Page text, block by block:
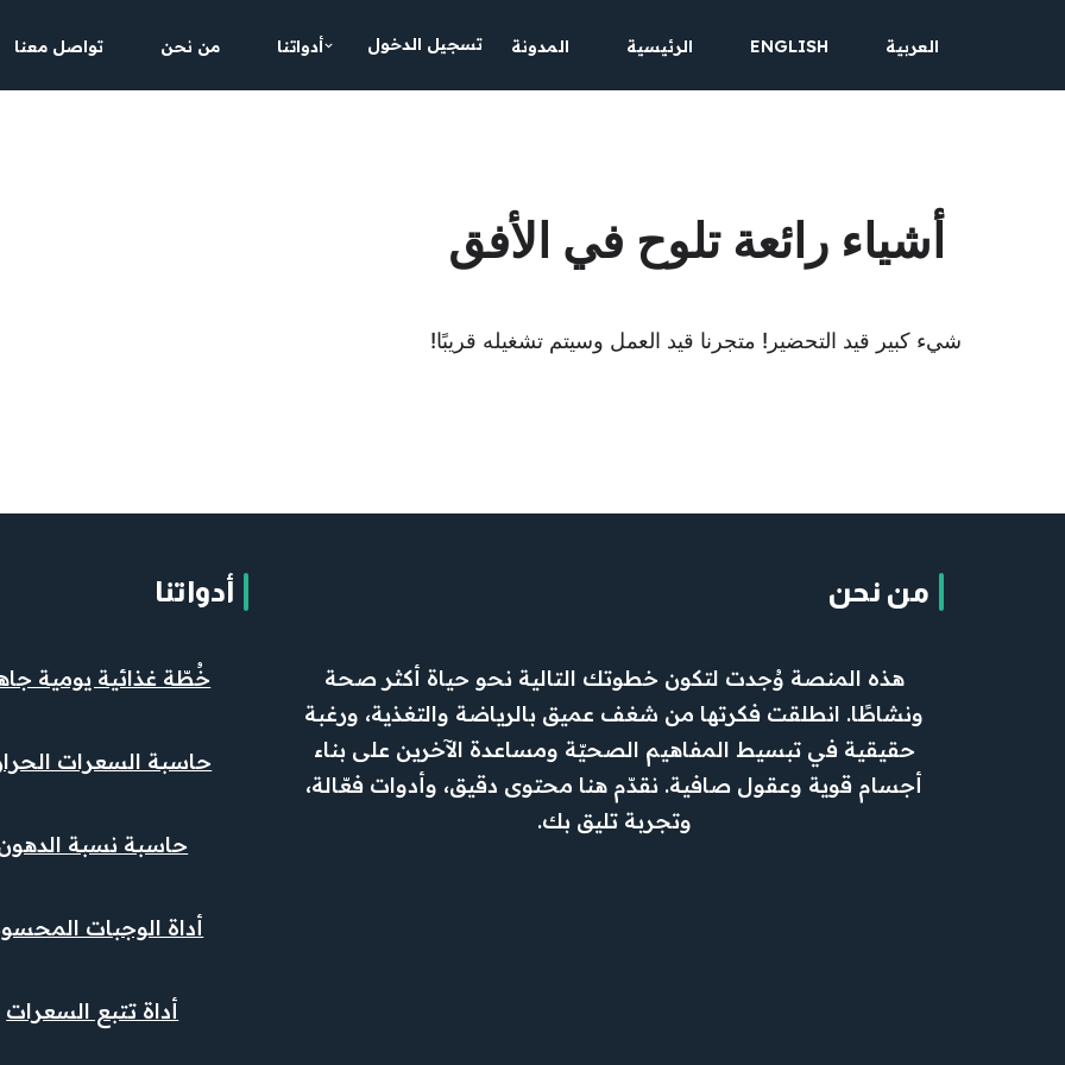
العربية ENGLISH الرئيسية المدونة تسجيل الدخول أدواتنا من نحن تواصل معنا
أشياء رائعة تلوح في الأفق
شيء كبير قيد التحضير! متجرنا قيد العمل وسيتم تشغيله قريبًا!
من نحن
هذه المنصة وُجدت لتكون خطوتك التالية نحو حياة أكثر صحة
ونشاطًا. انطلقت فكرتها من شغف عميق بالرياضة والتغذية، ورغبة
حقيقية في تبسيط المفاهيم الصحيّة ومساعدة الآخرين على بناء
أجسام قوية وعقول صافية. نقدّم هنا محتوى دقيق، وأدوات فعّالة،
وتجربة تليق بك.
أدواتنا
خُطّة غذائية يومية
حاسبة السعرات
حاسبة نسبة
أداة الوجبات
أداة تتبع السعرات